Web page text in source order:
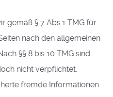
gemäß § 7 Abs.1 TMG für
nach den allgemeinen
§§ 8 bis 10 TMG sind
nicht verpflichtet,
fremde Informationen